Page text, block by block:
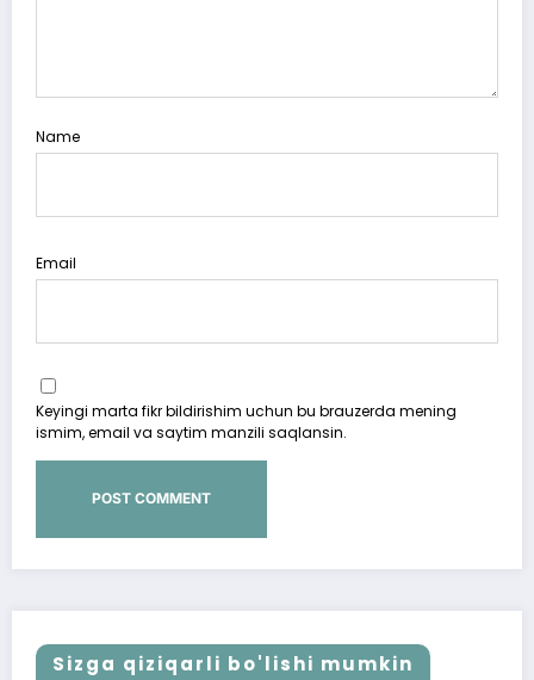
Name
Email
Keyingi marta fikr bildirishim uchun bu brauzerda mening
ismim, email va saytim manzili saqlansin.
Sizga qiziqarli bo'lishi mumkin